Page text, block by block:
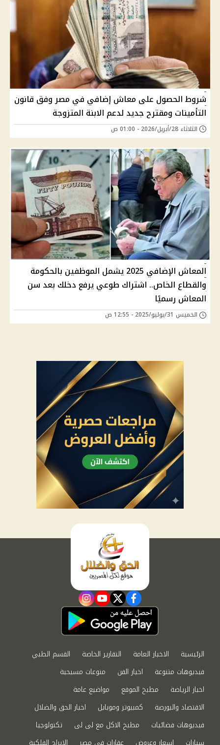
شروط الحصول على معاش إضافي في مصر وفق قانون
التأمينات ومقترح جديد لدعم الابنة المتزوجة
الثلاثاء 28/أبريل/2026 - 01:00 ص
المعاش الإضافي 2025 يشمل الموظفين بالحكومة
والقطاع الخاص.. اشتراك طوعي يرفع دخلك بعد سن
المعاش رسميًا
الخميس 31/يوليو/2025 - 12:55 ص
facebook
twitter
youtube
instagram
الرئيسية الاخبار العامة التقارير الخاصة
القسم الطبي
فيديوهات متنوعة
اخبار الفن
منوعات مسيحية
اخبار الرياضة
مطبخ الموقع
مواضيع عامة
الاقتصاد والبورصة
كمبيوتر وموبايل
اخبار الحق والضلال
فيديوهات فضائيات
مطبخ الاكل مع لى لى
تكنولوجيا